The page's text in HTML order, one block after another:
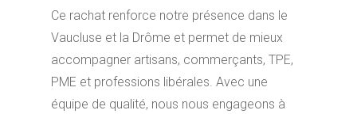
Ce rachat renforce notre présence dans le
Vaucluse et la Drôme et permet de mieux
accompagner artisans, commerçants, TPE,
PME et professions libérales. Avec une
équipe de qualité, nous nous engageons à